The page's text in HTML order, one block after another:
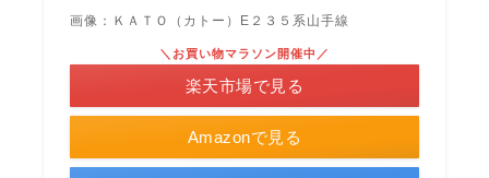
画像：ＫＡＴＯ（カトー）E２３５系山手線
Amazonで見る
＼お買い物マラソン開催中／
楽天市場で見る